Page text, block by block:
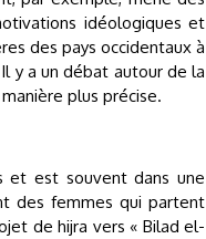
idéologiques et
des pays occidentaux à
y a un débat autour de la
plus précise.
et est souvent dans une
des femmes qui partent
de hijra vers « Bilad el-